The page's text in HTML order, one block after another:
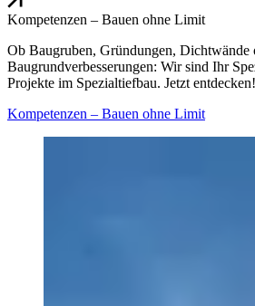
Kompetenzen – Bauen ohne Limit
Ob Baugruben, Gründungen, Dichtwände
Baugrundverbesserungen: Wir sind Ihr
Projekte im Spezialtiefbau. Jetzt entdecken!
Kompetenzen – Bauen ohne Limit